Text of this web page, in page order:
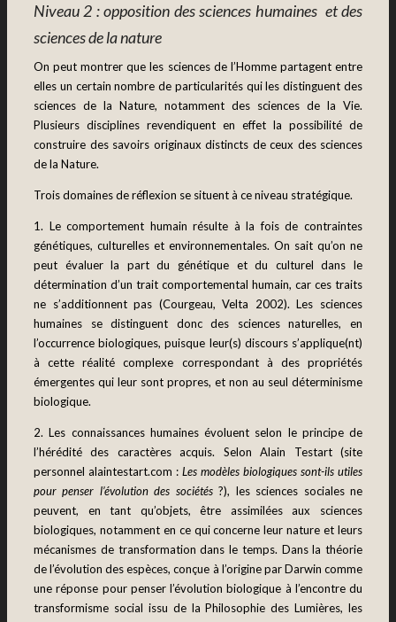
Niveau 2 : opposition des sciences humaines et des
sciences de la nature
On peut montrer que les sciences de l’Homme partagent entre
elles un certain nombre de particularités qui les distinguent des
sciences de la Nature, notamment des sciences de la Vie.
Plusieurs disciplines revendiquent en effet la possibilité de
construire des savoirs originaux distincts de ceux des sciences
de la Nature.
Trois domaines de réflexion se situent à ce niveau stratégique.
1. Le comportement humain résulte à la fois de contraintes
génétiques, culturelles et environnementales. On sait qu’on ne
peut évaluer la part du génétique et du culturel dans le
détermination d’un trait comportemental humain, car ces traits
ne s’additionnent pas (Courgeau, Velta 2002). Les sciences
humaines se distinguent donc des sciences naturelles, en
l’occurrence biologiques, puisque leur(s) discours s’applique(nt)
à cette réalité complexe correspondant à des propriétés
émergentes qui leur sont propres, et non au seul déterminisme
biologique.
2. Les connaissances humaines évoluent selon le principe de
l’hérédité des caractères acquis. Selon Alain Testart (site
personnel alaintestart.com : Les modèles biologiques sont-ils utiles
pour penser l’évolution des sociétés?), les sciences sociales ne
peuvent, en tant qu’objets, être assimilées aux sciences
biologiques, notamment en ce qui concerne leur nature et leurs
mécanismes de transformation dans le temps. Dans la théorie
de l’évolution des espèces, conçue à l’origine par Darwin comme
une réponse pour penser l’évolution biologique à l’encontre du
transformisme social issu de la Philosophie des Lumières, les